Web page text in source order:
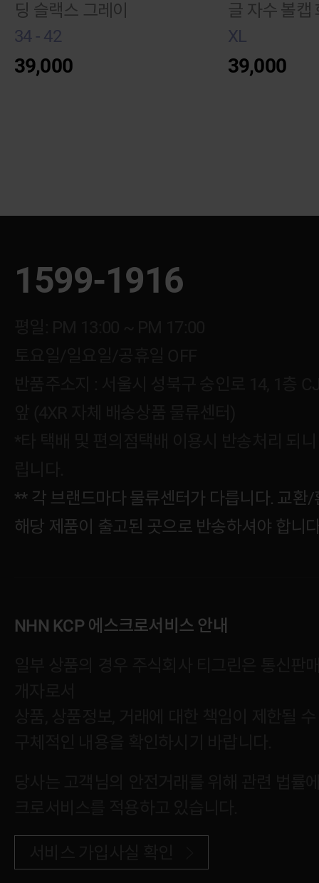
딩 슬랙스 그레이
34 - 42
39,000
글 자수 볼캡
XL
39,000
1599-1916
** 각 브랜드마다 물류센터가 다릅니다. 교환
해당 제품이 출고된 곳으로 반송하셔야 합니
NHN KCP 에스크로서비스 안내